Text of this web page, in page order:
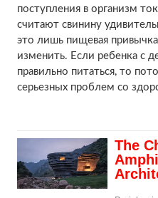
поступления в организм
считают свинину
это лишь пищевая
изменить. Если ребенка с
правильно питаться, то
серьезных проблем со